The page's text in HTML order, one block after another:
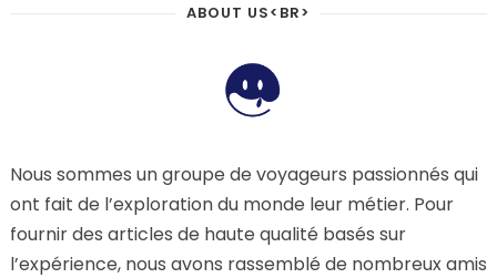
ABOUT US<BR>
Nous sommes un groupe de voyageurs passionnés qui
ont fait de l’exploration du monde leur métier. Pour
fournir des articles de haute qualité basés sur
l’expérience, nous avons rassemblé de nombreux amis